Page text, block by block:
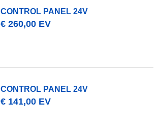
CONTROL PANEL 24V
€ 260,00 EV
CONTROL PANEL 24V
€ 141,00 EV